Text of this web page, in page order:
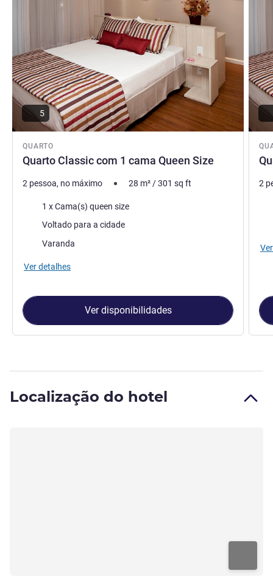
QUARTO
Quarto Classic com 1 cama Queen Size
5
2 pessoa, no máximo 28 m²/301 sq ft
Roupa de cama
1 x Cama(s) queen size
Vistas:Voltado para a cidade
Os extras do alojamento:
Varanda
Ver detalhes
Ver disponibilidades
2
Localização do hotel